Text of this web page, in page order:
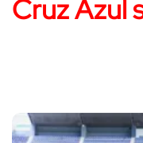
Cruz Azul